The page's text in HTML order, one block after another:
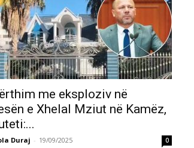
me eksploziv në
e Xhelal Mziut në Kamëz,
Duraj - 19/09/2025 0